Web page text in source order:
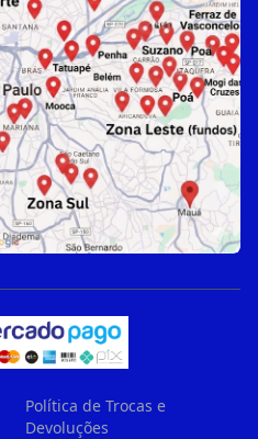
Política de Trocas e
Devoluções